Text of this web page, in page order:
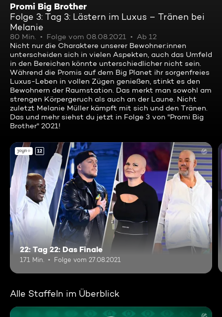
Promi Big Brother
Folge 3: Tag 3: Lästern im Luxus – Tränen bei
Melanie
80 Min. Folge vom 08.08.2021
Ab 12
Nicht nur die Charaktere unserer Bewohner:innen
unterscheiden sich in vielen Aspekten, auch das Umfeld
in den Bereichen könnte unterschiedlicher nicht sein.
Während die Promis auf dem Big Planet ihr sorgenfreies
Luxus-Leben in vollen Zügen genießen, stinkt es den
Bewohnern der Raumstation. Das merkt man sowohl am
strengen Körpergeruch als auch an der Laune. Nicht
zuletzt Melanie Müller kämpft mit sich und den Tränen.
Das und mehr siehst du jetzt in Folge 3 von "Promi Big
Brother" 2021!
12
22: Tag 22: Das Finale
171 Min. Folge vom 27.08.2021
Alle Staffeln im Überblick